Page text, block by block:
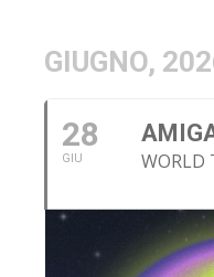
GIUGNO,
28
GIU WORLD